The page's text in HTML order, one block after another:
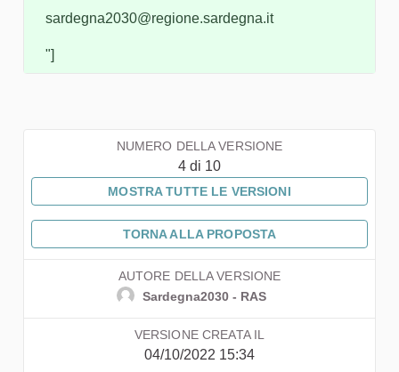
sardegna2030@regione.sardegna.it
"]
NUMERO DELLA VERSIONE
4 di 10
MOSTRA TUTTE LE VERSIONI
TORNA ALLA PROPOSTA
AUTORE DELLA VERSIONE
Sardegna2030 - RAS
VERSIONE CREATA IL
04/10/2022 15:34